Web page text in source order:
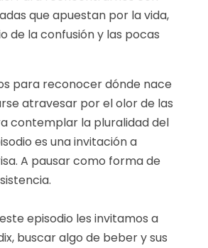
que apuestan por la vida,
de la confusión y las pocas
para reconocer dónde nace
atravesar por el olor de las
contemplar la pluralidad del
es una invitación a
A pausar como forma de
episodio les invitamos a
buscar algo de beber y sus